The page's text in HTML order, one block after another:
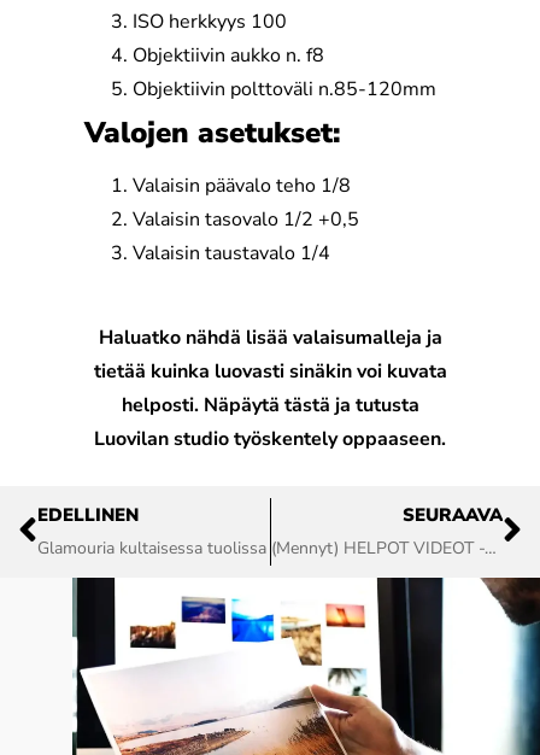
ISO herkkyys 100
Objektiivin aukko n. f8
Objektiivin polttoväli n.85-120mm
Valojen asetukset:
Valaisin päävalo teho 1/8
Valaisin tasovalo 1/2 +0,5
Valaisin taustavalo 1/4
Haluatko nähdä lisää valaisumalleja ja
tietää kuinka luovasti sinäkin voi kuvata
helposti. Näpäytä tästä ja tutusta
Luovilan studio työskentely oppaaseen.
EDELLINEN
Glamouria kultaisessa tuolissa
SEURAAVA
(Mennyt) HELPOT VIDEOT -TYÖPAJA TO 24.11 JA TO 8.12 KLO. 17:00- 20:00